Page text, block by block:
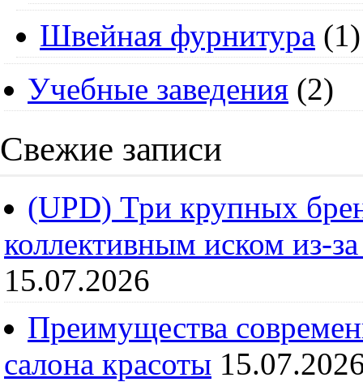
Швейная фурнитура (1)
Учебные заведения (2)
Свежие записи
(UPD) Три крупных
коллективным иском из-
15.07.2026
Преимущества
салона красоты